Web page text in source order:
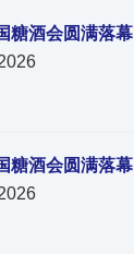
糖酒会圆满落幕
糖酒会圆满落幕